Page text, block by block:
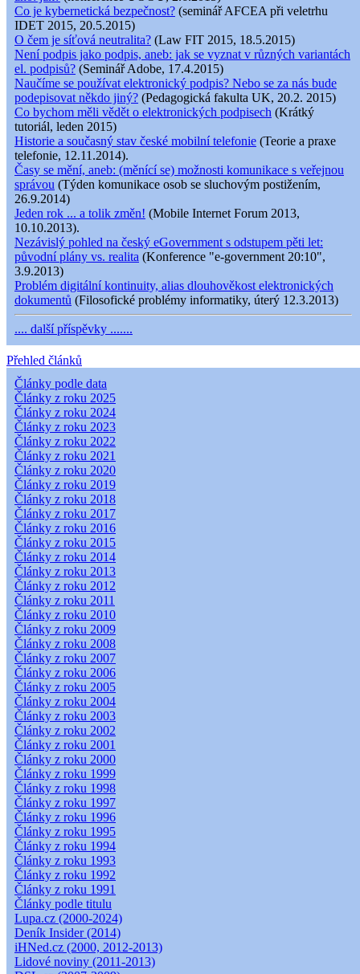
Co je kybernetická bezpečnost? (seminář AFCEA při veletrhu
IDET 2015, 20.5.2015)
O čem je síťová neutralita? (Law FIT 2015, 18.5.2015)
Není podpis jako podpis, aneb: jak se vyznat v různých variantách
el. podpisů? (Seminář Adobe, 17.4.2015)
Naučíme se používat elektronický podpis? Nebo se za nás bude
podepisovat někdo jiný? (Pedagogická fakulta UK, 20.2. 2015)
Co bychom měli vědět o elektronických podpisech (Krátký
tutoriál, leden 2015)
Historie a současný stav české mobilní telefonie (Teorie a praxe
telefonie, 12.11.2014).
Časy se mění, aneb: (měnící se) možnosti komunikace s veřejnou
správou (Týden komunikace osob se sluchovým postižením,
26.9.2014)
Jeden rok ... a tolik změn! (Mobile Internet Forum 2013,
10.10.2013).
Nezávislý pohled na český eGovernment s odstupem pěti let:
původní plány vs. realita (Konference "e-government 20:10",
3.9.2013)
Problém digitální kontinuity, alias dlouhověkost elektronických
dokumentů (Filosofické problémy informatiky, úterý 12.3.2013)
.... další příspěvky .......
Přehled článků
Články podle data
Články z roku 2025
Články z roku 2024
Články z roku 2023
Články z roku 2022
Články z roku 2021
Články z roku 2020
Články z roku 2019
Články z roku 2018
Články z roku 2017
Články z roku 2016
Články z roku 2015
Články z roku 2014
Články z roku 2013
Články z roku 2012
Články z roku 2011
Články z roku 2010
Články z roku 2009
Články z roku 2008
Články z roku 2007
Články z roku 2006
Články z roku 2005
Články z roku 2004
Články z roku 2003
Články z roku 2002
Články z roku 2001
Články z roku 2000
Články z roku 1999
Články z roku 1998
Články z roku 1997
Články z roku 1996
Články z roku 1995
Články z roku 1994
Články z roku 1993
Články z roku 1992
Články z roku 1991
Články podle titulu
Lupa.cz (2000-2024)
Deník Insider (2014)
iHNed.cz (2000, 2012-2013)
Lidové noviny (2011-2013)